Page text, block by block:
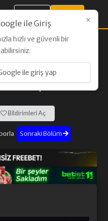
/ 8. Bölüm
Bildirimleri Aç
Sonraki Bölüm
×
ile Giriş
hızlı ve güvenli bir
ile giriş yap